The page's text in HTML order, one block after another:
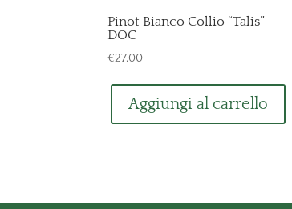
Pinot Bianco Collio “Talis”
DOC
€27,00
Aggiungi al carrello